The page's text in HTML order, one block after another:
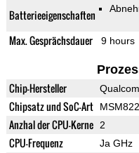
Batterieeigenschaften
Max. Gesprächsdauer 9 hours
Chip-Hersteller
Chipsatz und SoC-Art
Anzhal der CPU-Kerne 2
CPU-Frequenz Ja GHz